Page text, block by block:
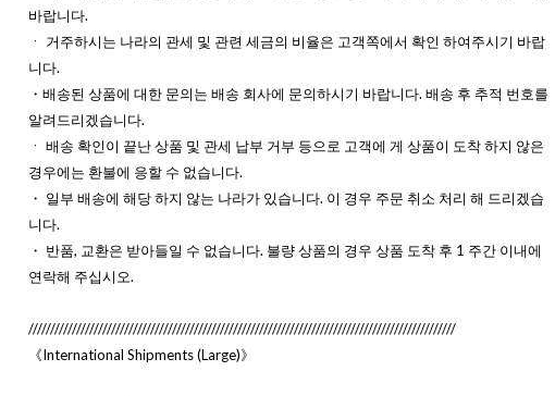
바랍니다.
ㆍ 거주하시는 나라의 관세 및 관련 세금의 비율은 고객쪽에서 확인 하여주시기 바랍
니다.
・배송된 상품에 대한 문의는 배송 회사에 문의하시기 바랍니다. 배송 후 추적 번호를
알려드리겠습니다.
ㆍ 배송 확인이 끝난 상품 및 관세 납부 거부 등으로 고객에 게 상품이 도착 하지 않은
경우에는 환불에 응할 수 없습니다.
・ 일부 배송에 해당 하지 않는 나라가 있습니다. 이 경우 주문 취소 처리 해 드리겠습
니다.
・ 반품, 교환은 받아들일 수 없습니다. 불량 상품의 경우 상품 도착 후 1 주간 이내에
연락해 주십시오.
//////////////////////////////////////////////////////////////////////////////////////////////////
《International Shipments (Large)》